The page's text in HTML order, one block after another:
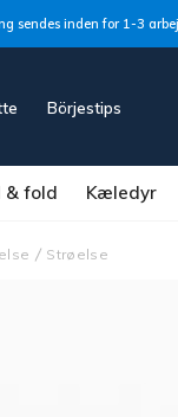
sendes inden for 1-3
Börjestips
& fold Kæledyr
Strøelse